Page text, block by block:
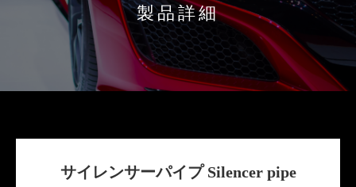
製品詳細
サイレンサーパイプ Silencer pipe